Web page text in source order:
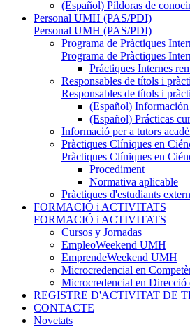
(Español) Píldoras de
Personal UMH (PAS/PDI)
Personal UMH (PAS/PDI)
Programa de Pràctiques
Programa de Pràctiques
Práctiques Internes
Responsables de títols i
Responsables de títols i
(Español) Información
(Español) Prácticas
Informació per a tutors
Pràctiques Clíniques en
Pràctiques Clíniques en
Procediment
Normativa aplicable
Pràctiques d'estudiants
FORMACIÓ i ACTIVITATS
FORMACIÓ i ACTIVITATS
Cursos y Jornadas
EmpleoWeekend UMH
EmprendeWeekend UMH
Microcredencial en
Microcredencial en
REGISTRE D'ACTIVITAT DE
CONTACTE
Novetats